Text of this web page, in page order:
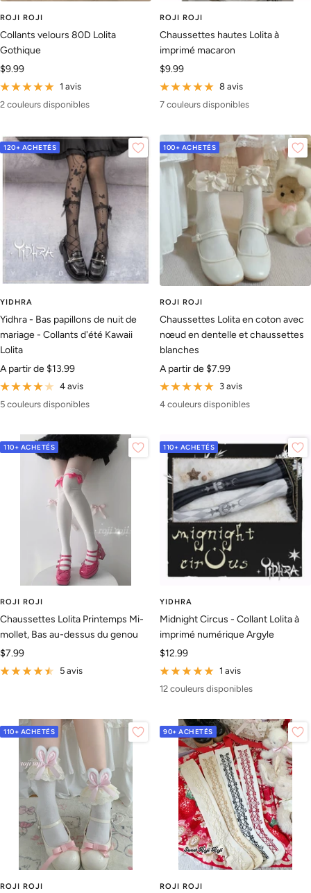
ROJI ROJI
Collants velours 80D Lolita
Gothique
Prix
de
vente
$9.99
1 avis
2 couleurs disponibles
ROJI ROJI
Chaussettes hautes Lolita à
imprimé macaron
Prix
de
vente
$9.99
8 avis
7 couleurs disponibles
120+ ACHETÉS
YIDHRA
Yidhra - Bas papillons de nuit de
mariage - Collants d'été Kawaii
Lolita
Prix
de
vente
A partir de $13.99
4 avis
5 couleurs disponibles
100+ ACHETÉS
ROJI ROJI
Chaussettes Lolita en coton avec
nœud en dentelle et chaussettes
blanches
Prix
de
vente
A partir de $7.99
3 avis
4 couleurs disponibles
110+ ACHETÉS
ROJI ROJI
Chaussettes Lolita Printemps Mi-
mollet, Bas au-dessus du genou
Prix
de
$7.99
5 avis
110+ ACHETÉS
YIDHRA
Midnight Circus - Collant Lolita à
imprimé numérique Argyle
Prix
de
vente
$12.99
1 avis
12 couleurs disponibles
110+ ACHETÉS
ROJI ROJI
90+ ACHETÉS
ROJI ROJI